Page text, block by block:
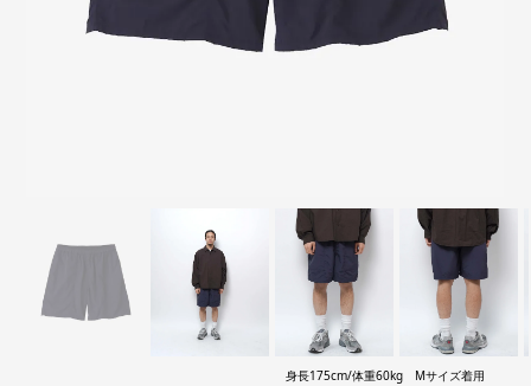
身長175cm/体重60kg Mサイズ着用